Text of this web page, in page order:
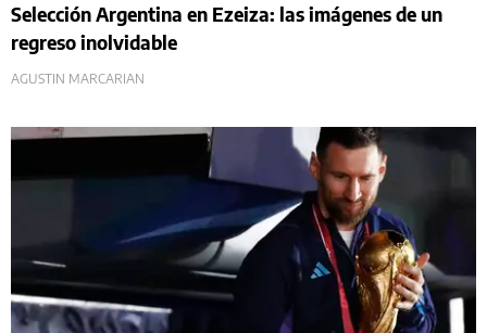
Selección Argentina en Ezeiza: las imágenes de un
regreso inolvidable
AGUSTIN MARCARIAN